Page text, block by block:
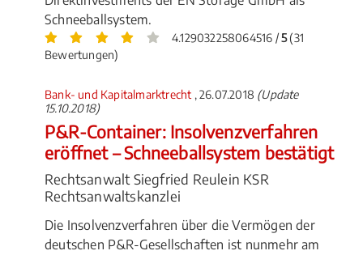
Schneeballsystem.
4.129032258064516 /5(31
Bewertungen)
Bank- und Kapitalmarktrecht , 26.07.2018 (Update
15.10.2018)
P&R-Container: Insolvenzverfahren
eröffnet – Schneeballsystem bestätigt
Rechtsanwalt Siegfried Reulein KSR
Rechtsanwaltskanzlei
Die Insolvenzverfahren über die Vermögen der
deutschen P&R-Gesellschaften ist nunmehr am